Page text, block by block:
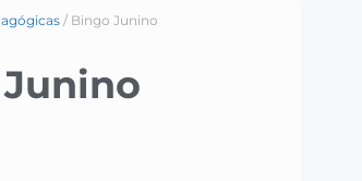
/ Bingo Junino